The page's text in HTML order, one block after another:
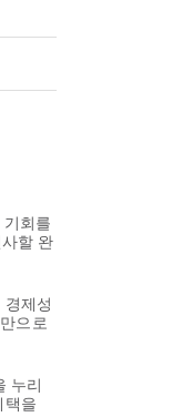
회를
할 완
제성
으로
누리
택을